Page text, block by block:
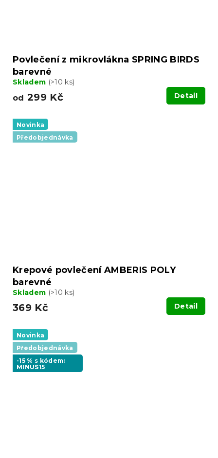
Povlečení z mikrovlákna SPRING BIRDS
barevné
Skladem (>10 ks)
od 299 Kč Detail
Novinka
Předobjednávka
Krepové povlečení AMBERIS POLY
barevné
Skladem (>10 ks)
369 Kč Detail
Novinka
Předobjednávka
-15 % s kódem:
MINUS15